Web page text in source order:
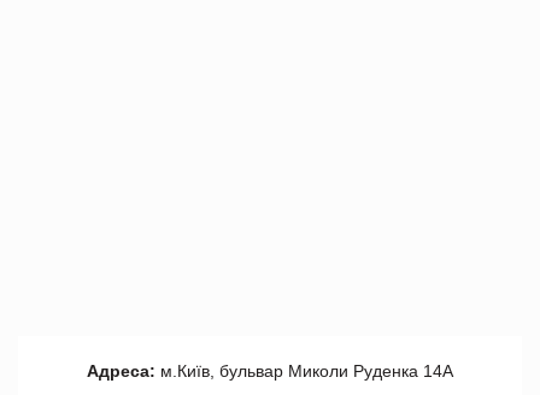
Адреса: м.Київ, бульвар Миколи Руденка 14А